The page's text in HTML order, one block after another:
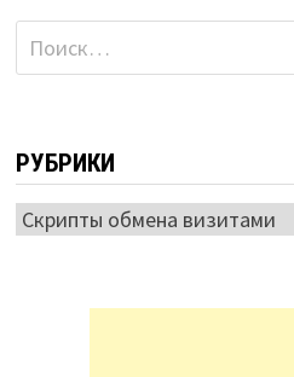
Найти:
РУБРИКИ
Рубрики